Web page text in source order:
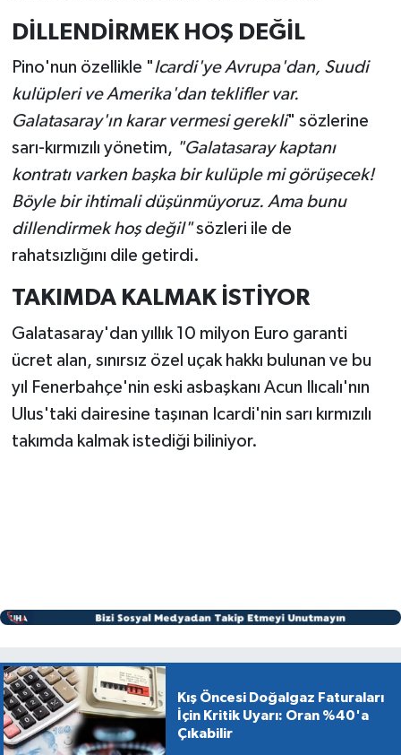
DİLLENDİRMEK HOŞ DEĞİL
Pino'nun özellikle "Icardi'ye Avrupa'dan, Suudi
kulüpleri ve Amerika'dan teklifler var.
Galatasaray'ın karar vermesi gerekli" sözlerine
sarı-kırmızılı yönetim, "Galatasaray kaptanı
kontratı varken başka bir kulüple mi görüşecek!
Böyle bir ihtimali düşünmüyoruz. Ama bunu
dillendirmek hoş değil"sözleri ile de
rahatsızlığını dile getirdi.
TAKIMDA KALMAK İSTİYOR
Galatasaray'dan yıllık 10 milyon Euro garanti
ücret alan, sınırsız özel uçak hakkı bulunan ve bu
yıl Fenerbahçe'nin eski asbaşkanı Acun Ilıcalı'nın
Ulus'taki dairesine taşınan Icardi'nin sarı kırmızılı
takımda kalmak istediği biliniyor.
Kış Öncesi Doğalgaz Faturaları
İçin Kritik Uyarı: Oran %40'a
Çıkabilir